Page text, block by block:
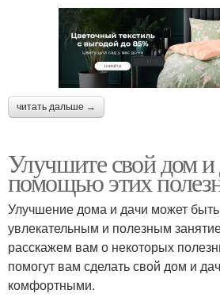
читать дальше →
Улучшите свой дом и
помощью этих
Улучшение дома и дачи может
увлекательным и полезным
расскажем вам о некоторых
помогут вам сделать свой дом и
комфортными.